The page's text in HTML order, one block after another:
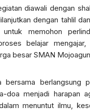
diawali dengan
dengan tahlil
memohon
belajar
besar SMAN
bersama berlangsung
doa menjadi harapan
menuntut ilmu,